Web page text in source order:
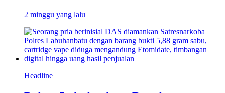
2 minggu yang lalu
Headline